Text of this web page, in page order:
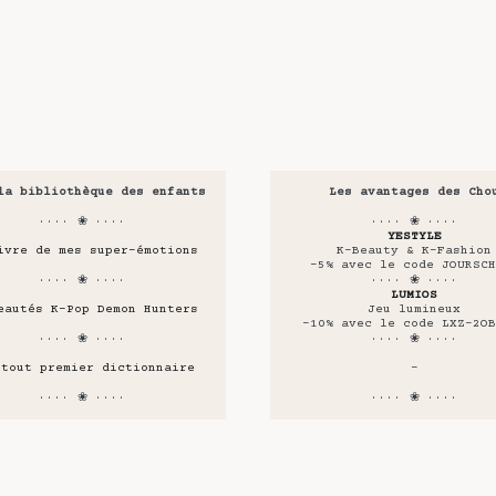
bibliothèque des enfants
···· ❀ ····
de mes super-émotions
···· ❀ ····
K-Pop Demon Hunters
···· ❀ ····
tout premier dictionnaire
···· ❀ ····
Les avantages des
···· ❀ ····
YESTYLE
K-Beauty & K-Fashion
-5% avec le code
···· ❀ ····
LUMIOS
Jeu lumineux
-10% avec le code LXZ-
···· ❀ ····
-
···· ❀ ····